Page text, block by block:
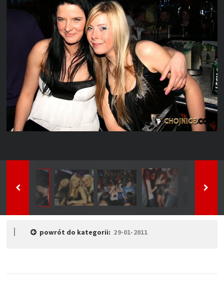
powrót do kategorii: 29-01-2011